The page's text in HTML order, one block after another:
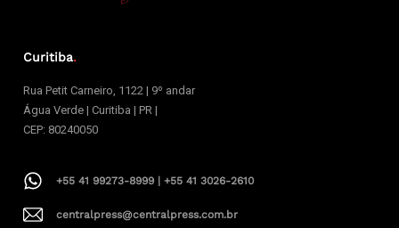
Curitiba.
Rua Petit Carneiro, 1122 | 9º andar
Água Verde | Curitiba | PR |
CEP: 80240050
+55 41 99273-8999 | +55 41 3026-2610
centralpress@centralpress.com.br